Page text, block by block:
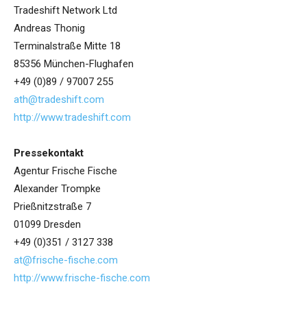
Tradeshift Network Ltd
Andreas Thonig
Terminalstraße Mitte 18
85356 München-Flughafen
+49 (0)89 / 97007 255
ath@tradeshift.com
http://www.tradeshift.com
Pressekontakt
Agentur Frische Fische
Alexander Trompke
Prießnitzstraße 7
01099 Dresden
+49 (0)351 / 3127 338
at@frische-fische.com
http://www.frische-fische.com